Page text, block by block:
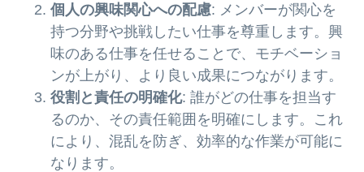
個人の興味関心への配慮: メンバーが関心を
持つ分野や挑戦したい仕事を尊重します。興
味のある仕事を任せることで、モチベーショ
ンが上がり、より良い成果につながります。
役割と責任の明確化: 誰がどの仕事を担当す
るのか、その責任範囲を明確にします。これ
により、混乱を防ぎ、効率的な作業が可能に
なります。